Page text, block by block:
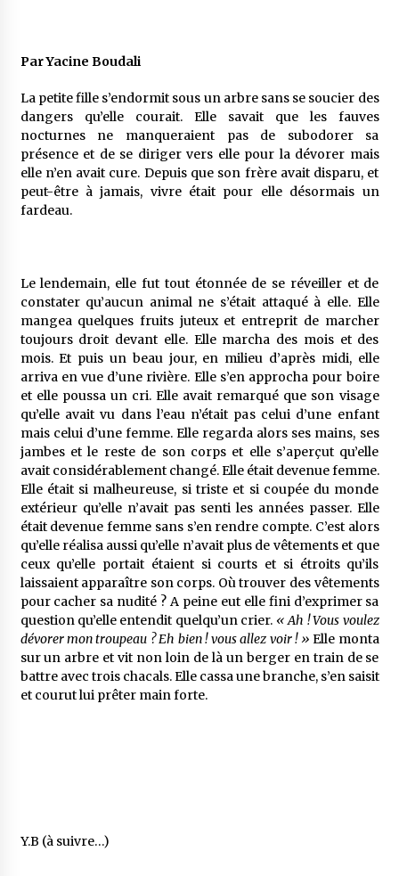
Le monstrueux vieillard (Un récit du Sud
5 ans ago
Rencontre nocturne dans le désert (Un conte
touareg)
5 ans ago
Tradition orale/ D’où viennent les contes et à
quoi servent-ils?
5 ans ago
Par Yacine Boudali
La petite fille s’endormit sous un arbre sans se soucier des
dangers qu’elle courait. Elle savait que les fauves
nocturnes ne manqueraient pas de subodorer sa
présence et de se diriger vers elle pour la dévorer mais
elle n’en avait cure. Depuis que son frère avait disparu, et
peut-être à jamais, vivre était pour elle désormais un
fardeau.
Le lendemain, elle fut tout étonnée de se réveiller et de
constater qu’aucun animal ne s’était attaqué à elle. Elle
mangea quelques fruits juteux et entreprit de marcher
toujours droit devant elle. Elle marcha des mois et des
mois. Et puis un beau jour, en milieu d’après midi, elle
arriva en vue d’une rivière. Elle s’en approcha pour boire
et elle poussa un cri. Elle avait remarqué que son visage
qu’elle avait vu dans l’eau n’était pas celui d’une enfant
mais celui d’une femme. Elle regarda alors ses mains, ses
jambes et le reste de son corps et elle s’aperçut qu’elle
avait considérablement changé. Elle était devenue femme.
Elle était si malheureuse, si triste et si coupée du monde
extérieur qu’elle n’avait pas senti les années passer. Elle
était devenue femme sans s’en rendre compte. C’est alors
qu’elle réalisa aussi qu’elle n’avait plus de vêtements et que
ceux qu’elle portait étaient si courts et si étroits qu’ils
laissaient apparaître son corps. Où trouver des vêtements
pour cacher sa nudité ? A peine eut elle fini d’exprimer sa
question qu’elle entendit quelqu’un crier. « Ah ! Vous voulez
dévorer mon troupeau ? Eh bien ! vous allez voir ! » Elle monta
sur un arbre et vit non loin de là un berger en train de se
battre avec trois chacals. Elle cassa une branche, s’en saisit
et courut lui prêter main forte.
Y.B (à suivre…)